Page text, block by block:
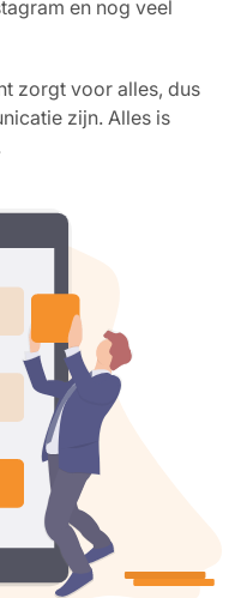
en nog veel
zorgt voor alles, dus
zijn. Alles is